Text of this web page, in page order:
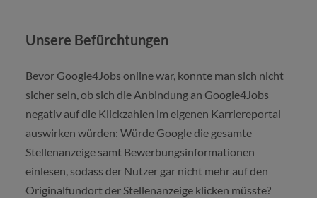
Unsere Befürchtungen
Bevor Google4Jobs online war, konnte man sich nicht
sicher sein, ob sich die Anbindung an Google4Jobs
negativ auf die Klickzahlen im eigenen Karriereportal
auswirken würden: Würde Google die gesamte
Stellenanzeige samt Bewerbungsinformationen
einlesen, sodass der Nutzer gar nicht mehr auf den
Originalfundort der Stellenanzeige klicken müsste?